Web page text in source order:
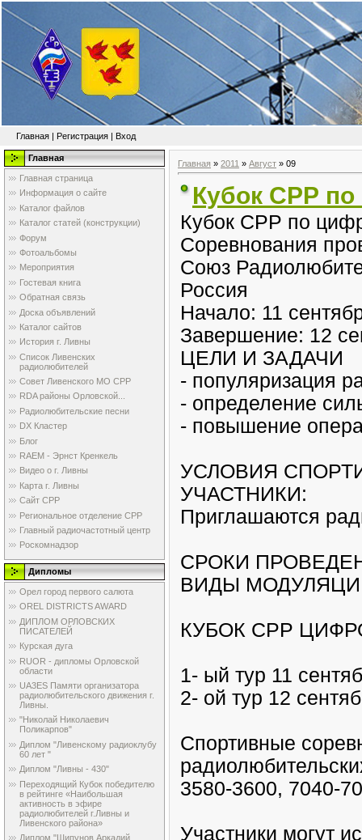
Главная | Регистрация | Вход
Главная
Главная страница
Информация о сайте
Каталог файлов
Каталог статей (конструкции)
Форум
Фотоальбомы
Мероприятия
Гостевая книга
Обратная связь
Доска объявлений
Каталог сайтов
История г. Ливны
Список Ливенских
радиолюбителей
Совет Ливенского МО СРР
RDA районы Орловской...
Радиолюбительские песни
DX Кластер
Блог
RAEM - Эрнст Кренкель
Видео о г. Ливны
Карта г. Ливны
Сайт СРР
Региональное отделение СРР
Главный радиочастотный центр
Роскомнадзор
Дипломы
Орел город первого салюта
OREL DISTRICTS AWARD
ДИПЛОМ ОРЛОВСКИХ
ПИСАТЕЛЕЙ
Курская дуга
RUOR - дипломы Орловской
области
UA3ES Памяти организатора
радиолюбительского движения г.
Ливны.
"Николай Николаевич
Поликарпов"
Диплом "Ливенскому радиоклубу
60 лет "
Диплом "Ливны - 430"
Переходящий Кубок победителю
в рейтинге «Наибольшая
активность в эфире
радиолюбителей г.Ливны и
Ливенского района»
Диплом "Шипунов Аркадий
Главная » 2011 » Август » 09
Кубок СРР
Кубок СРР по
Соревнования
Союз
Россия
Начало: 11
Завершение: 12
ЦЕЛИ И ЗАДАЧИ
- популяризация
- определение
- повышение
УСЛОВИЯ
УЧАСТНИКИ:
Приглашаются
СРОКИ
ВИДЫ
КУБОК СРР
1- ый тур 11
2- ой тур 12
Спортивные
3580-3600, 7040-
Участники могут